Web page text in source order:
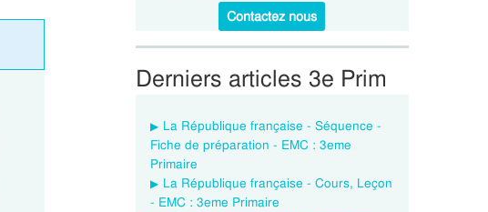
Contactez nous
Derniers articles 3e Prim
La République française - Séquence -
Fiche de préparation - EMC : 3eme
Primaire
La République française - Cours, Leçon
- EMC : 3eme Primaire